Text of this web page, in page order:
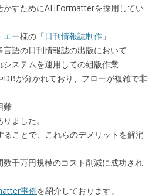
すためにAHFormatterを採用してい
エー様の「日刊情報誌制作 」
語の日刊情報誌の出版において
ステムを運用しての組版作業
が分かれており、フローが複雑で非
難
ました。
ことで、これらのデメリットを解消
千万円規模のコスト削減に成功され
事例を紹介しております。